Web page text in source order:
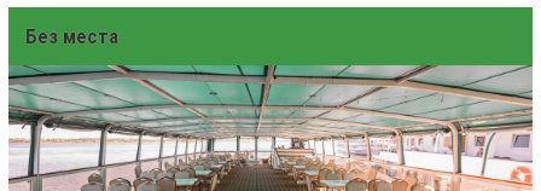
Без места